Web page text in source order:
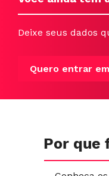
Deixe seus dados
Quero entrar
Por que